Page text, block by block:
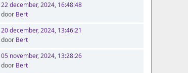
22 december, 2024, 16:48:48
door Bert
20 december, 2024, 13:46:21
door Bert
05 november, 2024, 13:28:26
door Bert